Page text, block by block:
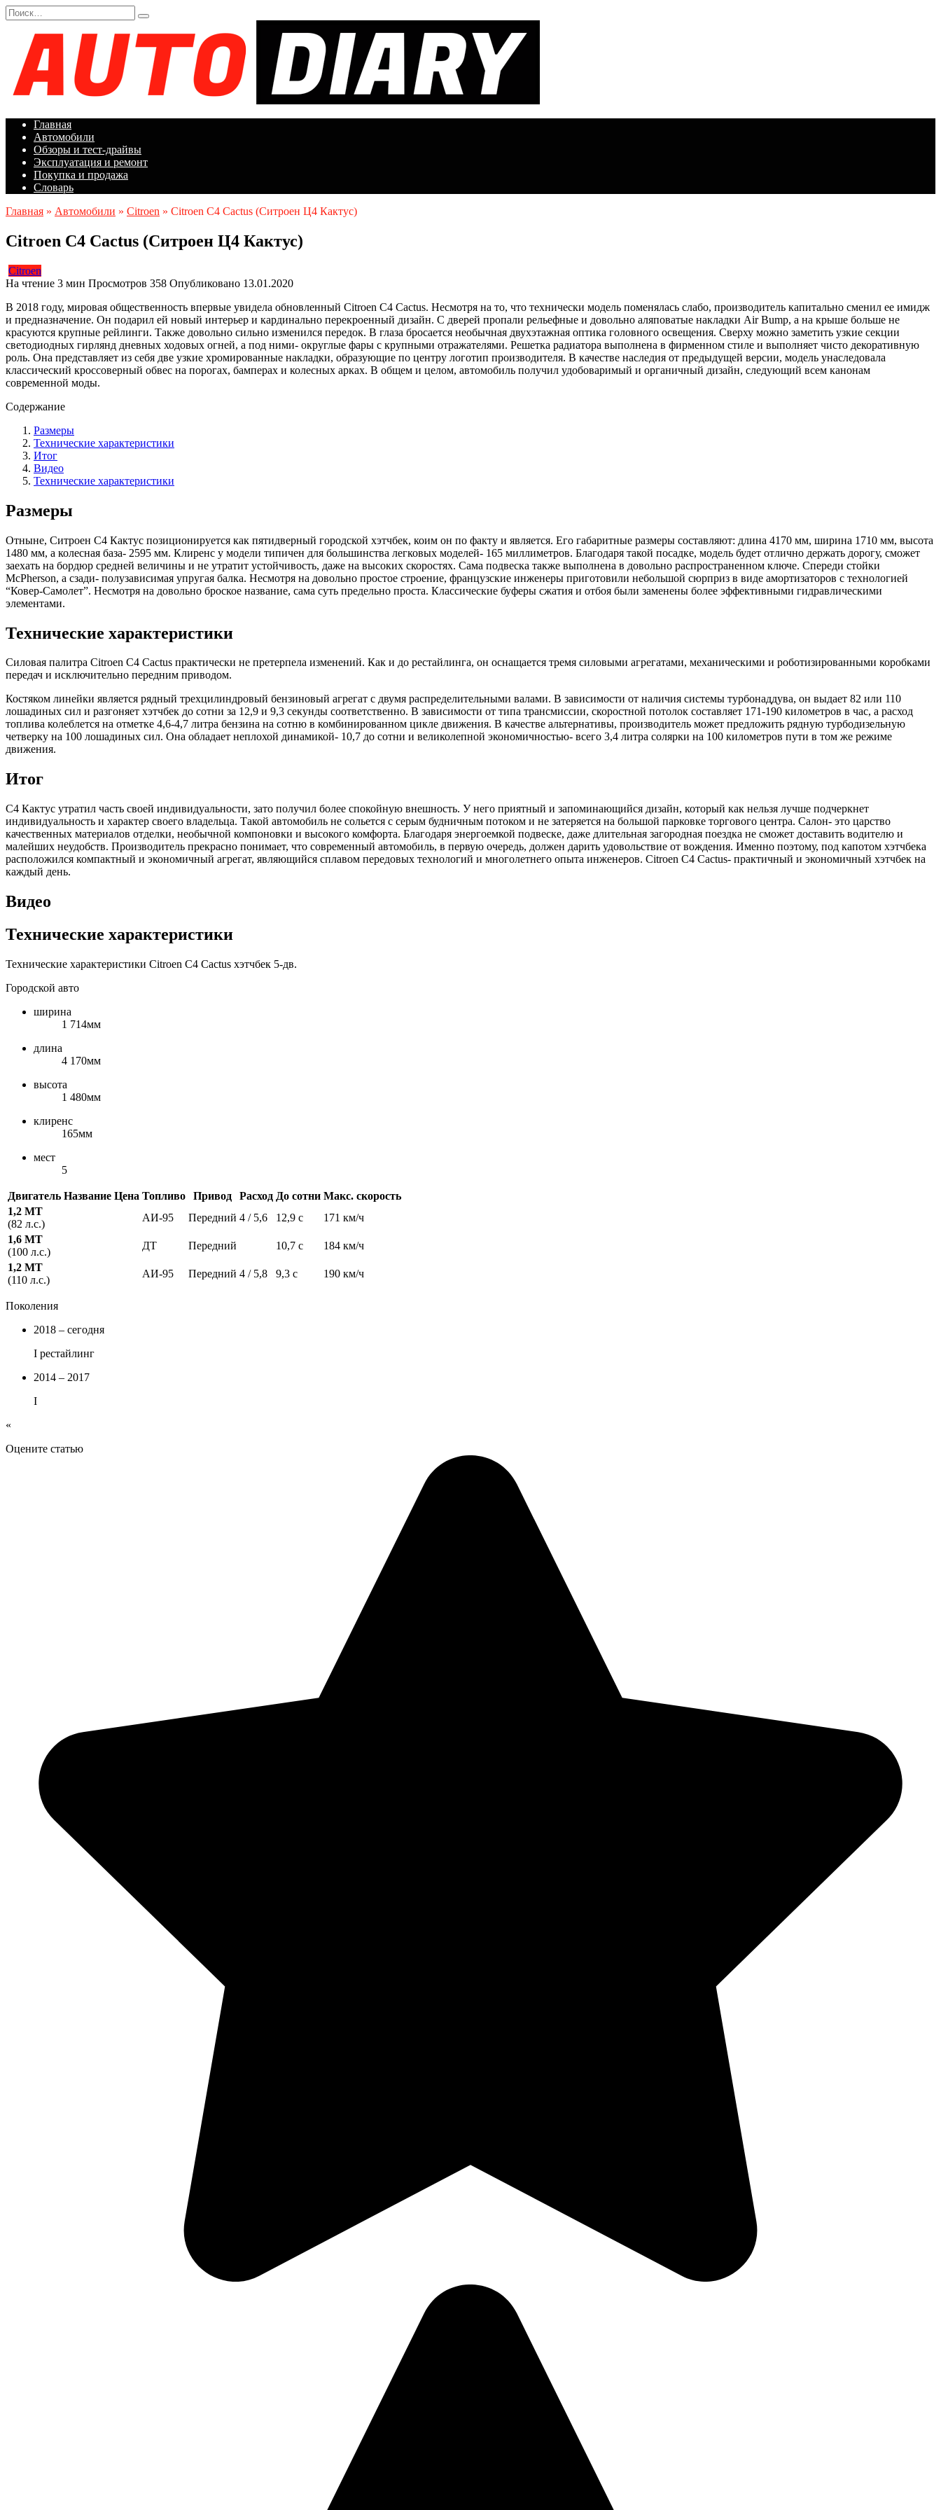
Перейти
к
содержанию
Search
for:
Главная
Автомобили
Обзоры и тест-драйвы
Эксплуатация и ремонт
Покупка и продажа
Словарь
Главная » Автомобили » Citroen » Citroen C4 Cactus (Ситроен Ц4 Кактус)
Citroen C4 Cactus (Ситроен Ц4 Кактус)
Citroen
На чтение 3 мин Просмотров 358 Опубликовано 13.01.2020
В 2018 году, мировая общественность впервые увидела обновленный Citroen C4 Cactus. Несмотря на то, что технически модель поменялась слабо, производитель капитально сменил ее имидж
и предназначение. Он подарил ей новый интерьер и кардинально перекроенный дизайн. С дверей пропали рельефные и довольно аляповатые накладки Air Bump, а на крыше больше не
красуются крупные рейлинги. Также довольно сильно изменился передок. В глаза бросается необычная двухэтажная оптика головного освещения. Сверху можно заметить узкие секции
светодиодных гирлянд дневных ходовых огней, а под ними- округлые фары с крупными отражателями. Решетка радиатора выполнена в фирменном стиле и выполняет чисто декоративную
роль. Она представляет из себя две узкие хромированные накладки, образующие по центру логотип производителя. В качестве наследия от предыдущей версии, модель унаследовала
классический кроссоверный обвес на порогах, бамперах и колесных арках. В общем и целом, автомобиль получил удобоваримый и органичный дизайн, следующий всем канонам
современной моды.
Содержание
Размеры
Технические характеристики
Итог
Видео
Технические характеристики
Размеры
Отныне, Ситроен C4 Кактус позиционируется как пятидверный городской хэтчбек, коим он по факту и является. Его габаритные размеры составляют: длина 4170 мм, ширина 1710 мм, высота
1480 мм, а колесная база- 2595 мм. Клиренс у модели типичен для большинства легковых моделей- 165 миллиметров. Благодаря такой посадке, модель будет отлично держать дорогу, сможет
заехать на бордюр средней величины и не утратит устойчивость, даже на высоких скоростях. Сама подвеска также выполнена в довольно распространенном ключе. Спереди стойки
McPherson, а сзади- полузависимая упругая балка. Несмотря на довольно простое строение, французские инженеры приготовили небольшой сюрприз в виде амортизаторов с технологией
“Ковер-Самолет”. Несмотря на довольно броское название, сама суть предельно проста. Классические буферы сжатия и отбоя были заменены более эффективными гидравлическими
элементами.
Технические характеристики
Силовая палитра Citroen C4 Cactus практически не претерпела изменений. Как и до рестайлинга, он оснащается тремя силовыми агрегатами, механическими и роботизированными коробками
передач и исключительно передним приводом.
Костяком линейки является рядный трехцилиндровый бензиновый агрегат с двумя распределительными валами. В зависимости от наличия системы турбонаддува, он выдает 82 или 110
лошадиных сил и разгоняет хэтчбек до сотни за 12,9 и 9,3 секунды соответственно. В зависимости от типа трансмиссии, скоростной потолок составляет 171-190 километров в час, а расход
топлива колеблется на отметке 4,6-4,7 литра бензина на сотню в комбинированном цикле движения. В качестве альтернативы, производитель может предложить рядную турбодизельную
четверку на 100 лошадиных сил. Она обладает неплохой динамикой- 10,7 до сотни и великолепной экономичностью- всего 3,4 литра солярки на 100 километров пути в том же режиме
движения.
Итог
C4 Кактус утратил часть своей индивидуальности, зато получил более спокойную внешность. У него приятный и запоминающийся дизайн, который как нельзя лучше подчеркнет
индивидуальность и характер своего владельца. Такой автомобиль не сольется с серым будничным потоком и не затеряется на большой парковке торгового центра. Салон- это царство
качественных материалов отделки, необычной компоновки и высокого комфорта. Благодаря энергоемкой подвеске, даже длительная загородная поездка не сможет доставить водителю и
малейших неудобств. Производитель прекрасно понимает, что современный автомобиль, в первую очередь, должен дарить удовольствие от вождения. Именно поэтому, под капотом хэтчбека
расположился компактный и экономичный агрегат, являющийся сплавом передовых технологий и многолетнего опыта инженеров. Citroen C4 Cactus- практичный и экономичный хэтчбек на
каждый день.
Видео
Технические характеристики
Технические характеристики Citroen C4 Cactus хэтчбек 5-дв.
Городской авто
ширина
1 714мм
длина
4 170мм
высота
1 480мм
клиренс
165мм
мест
5
Двигатель Название Цена Топливо Привод Расход До сотни Макс. скорость
1,2 MT
(82 л.с.)
АИ-95 Передний 4 / 5,6 12,9 с
171 км/ч
1,6 MT
(100 л.с.)
ДТ Передний 10,7 с
184 км/ч
1,2 MT
(110 л.с.)
АИ-95 Передний 4 / 5,8 9,3 с 190 км/ч
Поколения
2018 – сегодня
I рестайлинг
2014 – 2017
I
«
Оцените статью